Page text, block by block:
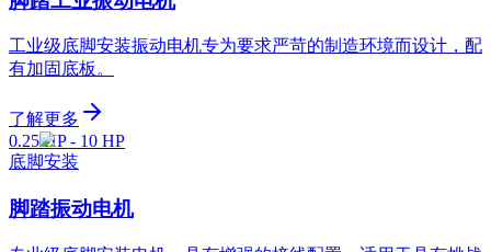
工业级底脚安装振动电机专为要求严苛的制造环境而设计，配
有加固底板。
了解更多
0.25 HP - 10 HP
底脚安装
脚踏振动电机